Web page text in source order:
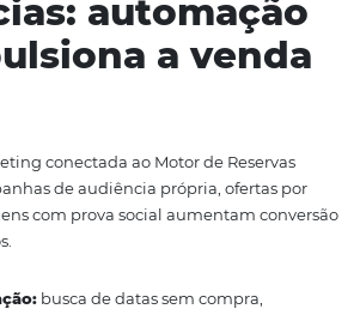
com minimização e
granular:
aceite separado para e-